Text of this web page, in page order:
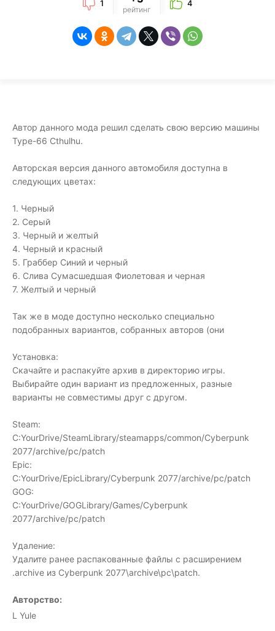
1
рейтинг
4
Автор данного мода решил сделать свою версию машины
Type-66 Cthulhu.
Авторская версия данного автомобиля доступна в
следующих цветах:
1. Черный
2. Серый
3. Черный и желтый
4. Черный и красный
5. Граббер Синий и черный
6. Слива Сумасшедшая Фиолетовая и черная
7. Желтый и черный
Так же в моде доступно несколько специально
подобранных вариантов, собранных авторов (они
Установка:
Скачайте и распакуйте архив в директорию игры.
Выбирайте один вариант из предложенных, разные
варианты не совместимы друг с другом.
Steam:
C:YourDrive/SteamLibrary/steamapps/common/Cyberpunk
2077/archive/pc/patch
Epic:
C:YourDrive/EpicLibrary/Cyberpunk 2077/archive/pc/patch
GOG:
C:YourDrive/GOGLibrary/Games/Cyberpunk
2077/archive/pc/patch
Удаление:
Удалите ранее распакованные файлы с расширением
.archive из Cyberpunk 2077\archive\pc\patch.
Авторство:
L Yule